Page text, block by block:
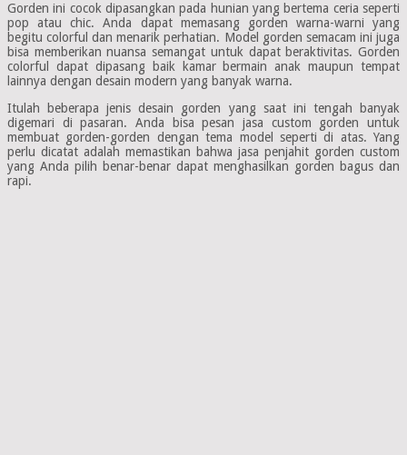
Gorden ini cocok dipasangkan pada hunian yang bertema ceria seperti
pop atau chic. Anda dapat memasang gorden warna-warni yang
begitu colorful dan menarik perhatian. Model gorden semacam ini juga
bisa memberikan nuansa semangat untuk dapat beraktivitas. Gorden
colorful dapat dipasang baik kamar bermain anak maupun tempat
lainnya dengan desain modern yang banyak warna.
Itulah beberapa jenis desain gorden yang saat ini tengah banyak
digemari di pasaran. Anda bisa pesan jasa custom gorden untuk
membuat gorden-gorden dengan tema model seperti di atas. Yang
perlu dicatat adalah memastikan bahwa jasa penjahit gorden custom
yang Anda pilih benar-benar dapat menghasilkan gorden bagus dan
rapi.